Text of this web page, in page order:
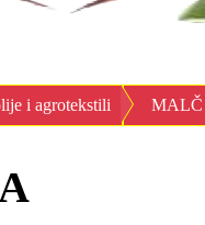
i agrotekstili MALČ